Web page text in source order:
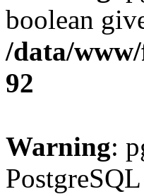
boolean
/data/
92
Warning: